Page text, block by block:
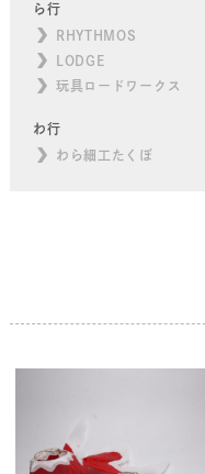
ら行
RHYTHMOS
LODGE
玩具ロードワークス
わ行
わら細工たくぼ